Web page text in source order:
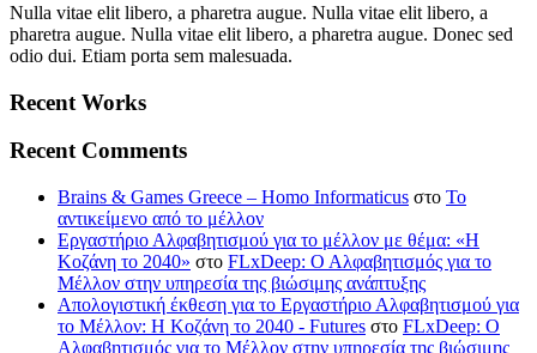
Nulla vitae elit libero, a pharetra augue. Nulla vitae elit libero, a
pharetra augue. Nulla vitae elit libero, a pharetra augue. Donec sed
odio dui. Etiam porta sem malesuada.
Recent Works
Recent Comments
Brains & Games Greece – Homo Informaticus στο To
αντικείμενο από το μέλλον
Εργαστήριο Αλφαβητισμού για το μέλλον με θέμα: «Η
Κοζάνη το 2040» στο FLxDeep: Ο Αλφαβητισμός για το
Μέλλον στην υπηρεσία της βιώσιμης ανάπτυξης
Απολογιστική έκθεση για το Εργαστήριο Αλφαβητισμού για
το Μέλλον: Η Κοζάνη το 2040 - Futures στο FLxDeep: Ο
Αλφαβητισμός για το Μέλλον στην υπηρεσία της βιώσιμης